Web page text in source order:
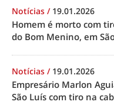
Notícias / 19.01.2026
Homem é morto com
do Bom Menino, em
Notícias / 19.01.2026
Empresário Marlon
São Luís com tiro na